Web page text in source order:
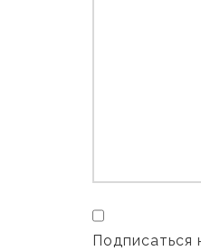
Подписаться